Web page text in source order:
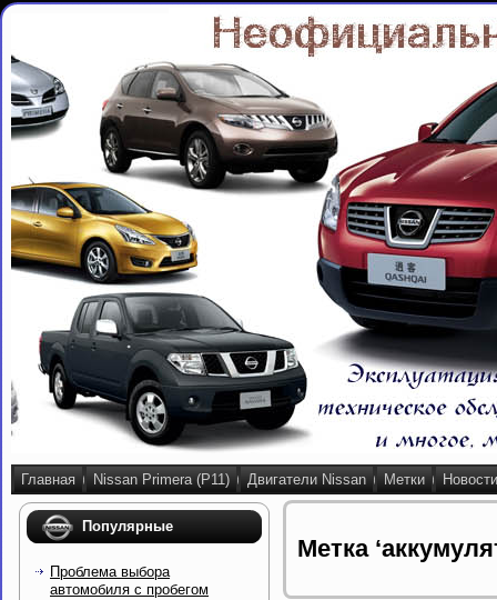
Главная Nissan Primera (P11) Двигатели Nissan Метки Новости
Популярные
Проблема выбора
автомобиля с пробегом
Метка